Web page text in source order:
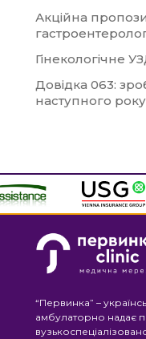
Акційна
Гінекологічне
Довідка 063:
наступного року
“Первинка” –
амбулаторно надає